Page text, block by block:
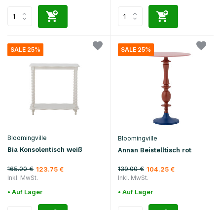
SALE 25%
Bloomingville
Bia Konsolentisch weiß
165.00 € 123.75 €
Inkl. MwSt.
• Auf Lager
SALE 25%
Bloomingville
Annan Beistelltisch rot
139.00 € 104.25 €
Inkl. MwSt.
• Auf Lager